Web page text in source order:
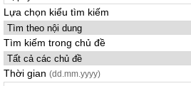
Lựa chọn kiểu tìm kiếm
Tìm kiếm trong chủ đề
Thời gian (dd.mm.yyyy)